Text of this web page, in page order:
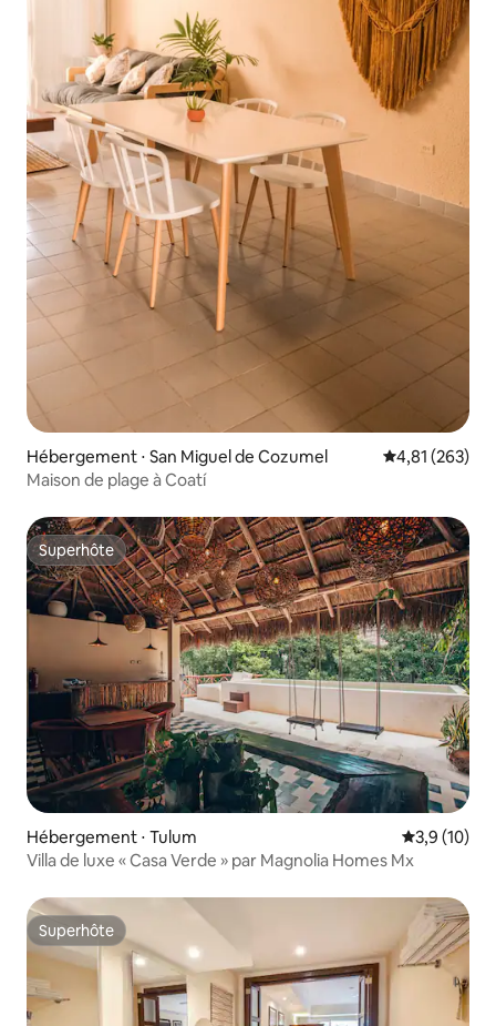
Hébergement ⋅ San Miguel de Cozumel Évaluation
4,81 (263)
Maison de plage à Coatí
Superhôte
Superhôte
Hébergement ⋅ Tulum Évaluation
3,9 (10)
Villa de luxe « Casa Verde » par Magnolia Homes Mx
Superhôte
Superhôte